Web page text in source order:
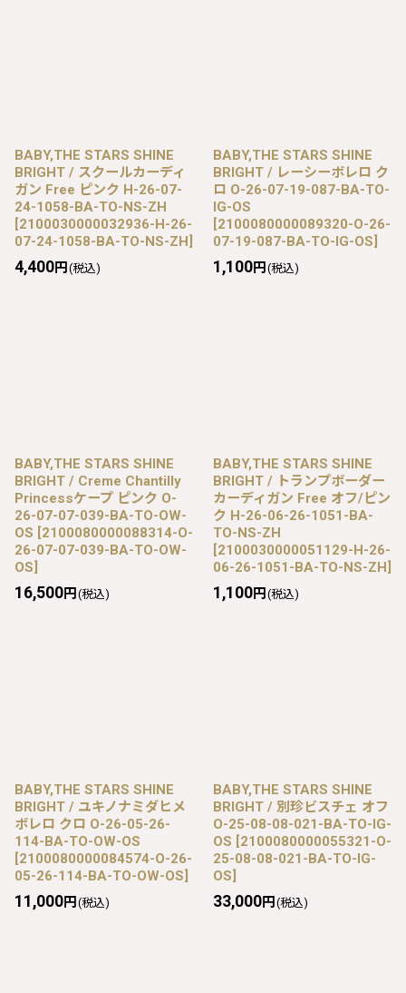
BABY,THE STARS SHINE
BRIGHT / スクールカーディ
ガン Free ピンク H-26-07-
24-1058-BA-TO-NS-ZH
[2100030000032936-H-26-
07-24-1058-BA-TO-NS-ZH]
4,400円 (税込)
BABY,THE STARS SHINE
BRIGHT / レーシーボレロ ク
ロ O-26-07-19-087-BA-TO-
IG-OS
[2100080000089320-O-26-
07-19-087-BA-TO-IG-OS]
1,100円 (税込)
BABY,THE STARS SHINE
BRIGHT / Creme Chantilly
Princessケープ ピンク O-
26-07-07-039-BA-TO-OW-
OS [2100080000088314-O-
26-07-07-039-BA-TO-OW-
OS]
16,500円 (税込)
BABY,THE STARS SHINE
BRIGHT / トランプボーダー
カーディガン Free オフ/ピン
ク H-26-06-26-1051-BA-
TO-NS-ZH
[2100030000051129-H-26-
06-26-1051-BA-TO-NS-ZH]
1,100円 (税込)
BABY,THE STARS SHINE
BRIGHT / ユキノナミダヒメ
ボレロ クロ O-26-05-26-
114-BA-TO-OW-OS
[2100080000084574-O-26-
05-26-114-BA-TO-OW-OS]
11,000円 (税込)
BABY,THE STARS SHINE
BRIGHT / 別珍ビスチェ オフ
O-25-08-08-021-BA-TO-IG-
OS [2100080000055321-O-
25-08-08-021-BA-TO-IG-
OS]
33,000円 (税込)